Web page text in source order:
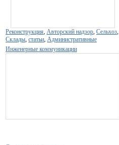
Реконструкция, Авторский надзор, Сельхоз,
Склады, статьи, Административные
Инженерные коммуникации